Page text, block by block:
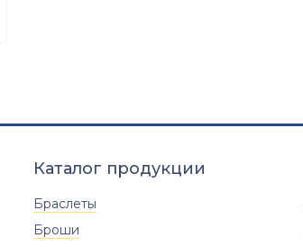
Каталог продукции
Браслеты
Броши